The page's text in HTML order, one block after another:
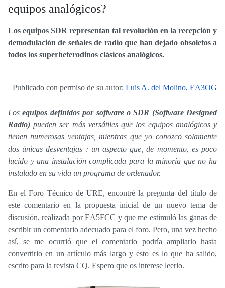
equipos analógicos?
Los equipos SDR representan tal revolución en la recepción y
demodulación de señales de radio que han dejado obsoletos a
todos los superheterodinos clásicos analógicos.
Publicado con permiso de su autor: Luis A. del Molino, EA3OG
Losequipos definidos por software o SDR (Software Designed
Radio) pueden ser más versátiles que los equipos analógicos y
tienen numerosas ventajas, mientras que yo conozco solamente
dos únicas desventajas : un aspecto que, de momento, es poco
lucido y una instalación complicada para la minoría que no ha
instalado en su vida un programa de ordenador.
En el Foro Técnico de URE, encontré la pregunta del título de
este comentario en la propuesta inicial de un nuevo tema de
discusión, realizada por EA5FCC y que me estimuló las ganas de
escribir un comentario adecuado para el foro. Pero, una vez hecho
así, se me ocurrió que el comentario podría ampliarlo hasta
convertirlo en un artículo más largo y esto es lo que ha salido,
escrito para la revista CQ. Espero que os interese leerlo.